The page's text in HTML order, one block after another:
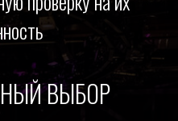
ВЫБОР